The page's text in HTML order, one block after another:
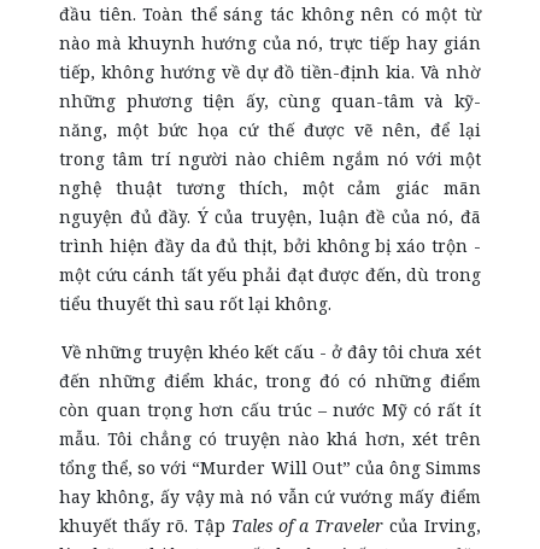
đầu tiên. Toàn thể sáng tác không nên có một từ
nào mà khuynh hướng của nó, trực tiếp hay gián
tiếp, không hướng về dự đồ tiền-định kia. Và nhờ
những phương tiện ấy, cùng quan-tâm và kỹ-
năng, một bức họa cứ thế được vẽ nên, để lại
trong tâm trí người nào chiêm ngắm nó với một
nghệ thuật tương thích, một cảm giác mãn
nguyện đủ đầy. Ý của truyện, luận đề của nó, đã
trình hiện đầy da đủ thịt, bởi không bị xáo trộn -
một cứu cánh tất yếu phải đạt được đến, dù trong
tiểu thuyết thì sau rốt lại không.
Về những truyện khéo kết cấu - ở đây tôi chưa xét
đến những điểm khác, trong đó có những điểm
còn quan trọng hơn cấu trúc – nước Mỹ có rất ít
mẫu. Tôi chẳng có truyện nào khá hơn, xét trên
tổng thể, so với “Murder Will Out” của ông Simms
hay không, ấy vậy mà nó vẫn cứ vướng mấy điểm
khuyết thấy rõ. Tập Tales of a Traveler của Irving,